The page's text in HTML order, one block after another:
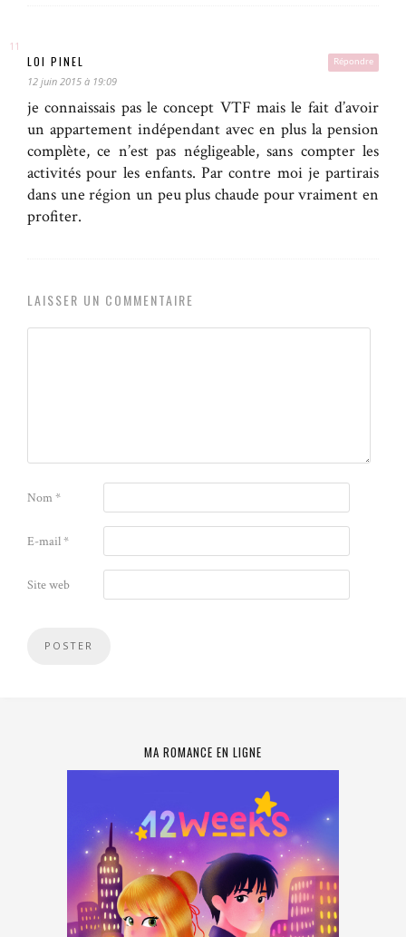
Répondre
LOI PINEL
12 juin 2015 à 19:09
je connaissais pas le concept VTF mais le fait d’avoir
un appartement indépendant avec en plus la pension
complète, ce n’est pas négligeable, sans compter les
activités pour les enfants. Par contre moi je partirais
dans une région un peu plus chaude pour vraiment en
profiter.
LAISSER UN COMMENTAIRE
Nom*
E-mail*
Site web
MA ROMANCE EN LIGNE